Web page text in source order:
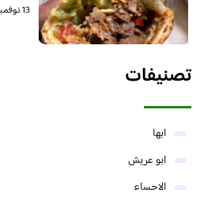
13 نوفمبر، 2021
تصنيفات
ابها
ابو عريش
الاحساء